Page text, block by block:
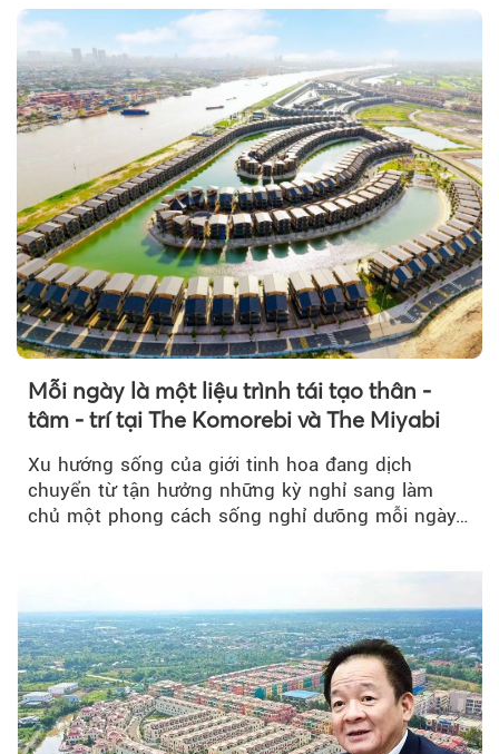
Mỗi ngày là một liệu trình tái tạo thân -
tâm - trí tại The Komorebi và The Miyabi
Xu hướng sống của giới tinh hoa đang dịch
chuyển từ tận hưởng những kỳ nghỉ sang làm
chủ một phong cách sống nghỉ dưỡng mỗi ngày…